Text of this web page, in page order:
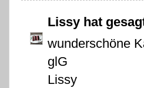
Lissy hat
wunderschöne
glG
Lissy